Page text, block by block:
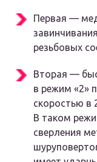
Первая —
резьбовых
Вторая —
в режим «2»
скоростью в
В таком
сверления